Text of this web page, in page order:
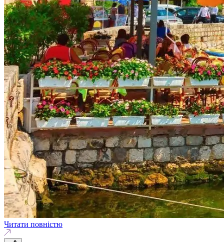
Читати повністю